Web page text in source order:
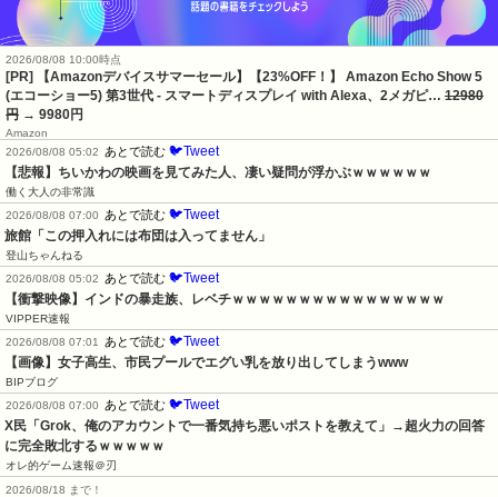
2026/08/08 10:00時点
[PR] 【Amazonデバイスサマーセール】【23%OFF！】 Amazon Echo Show 5
(エコーショー5) 第3世代 - スマートディスプレイ with Alexa、2メガピ… 12980
円 → 9980円
Amazon
2026/08/08 05:02
あとで読む 🐦Tweet
【悲報】ちいかわの映画を見てみた人、凄い疑問が浮かぶｗｗｗｗｗｗ
働く大人の非常識
2026/08/08 07:00
あとで読む 🐦Tweet
旅館「この押入れには布団は入ってません」
登山ちゃんねる
2026/08/08 05:02
あとで読む 🐦Tweet
【衝撃映像】インドの暴走族、レベチｗｗｗｗｗｗｗｗｗｗｗｗｗｗｗｗ
VIPPER速報
2026/08/08 07:01
あとで読む 🐦Tweet
【画像】女子高生、市民プールでエグい乳を放り出してしまうwww
BIPブログ
2026/08/08 07:00
あとで読む 🐦Tweet
X民「Grok、俺のアカウントで一番気持ち悪いポストを教えて」→超火力の回答
に完全敗北するｗｗｗｗｗ
オレ的ゲーム速報＠刃
2026/08/18 まで！